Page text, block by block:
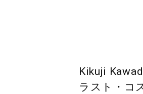
Kikuji
ラスト・コ